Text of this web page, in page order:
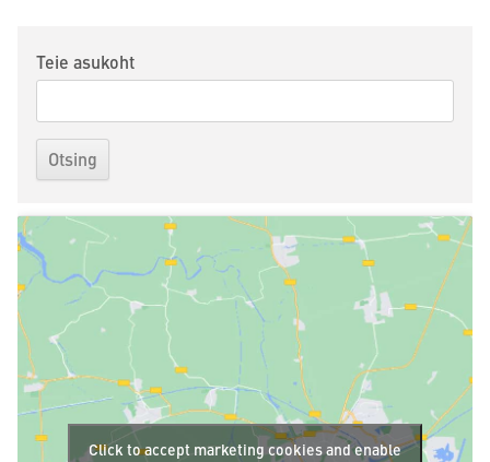
Teie asukoht
Click to accept marketing cookies and enable